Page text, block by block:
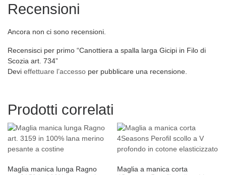
Recensioni
Ancora non ci sono recensioni.
Recensisci per primo “Canottiera a spalla larga Gicipi in Filo di
Scozia art. 734”
Devi effettuare l’accesso per pubblicare una recensione.
Prodotti correlati
Maglia manica lunga Ragno
Maglia a manica corta